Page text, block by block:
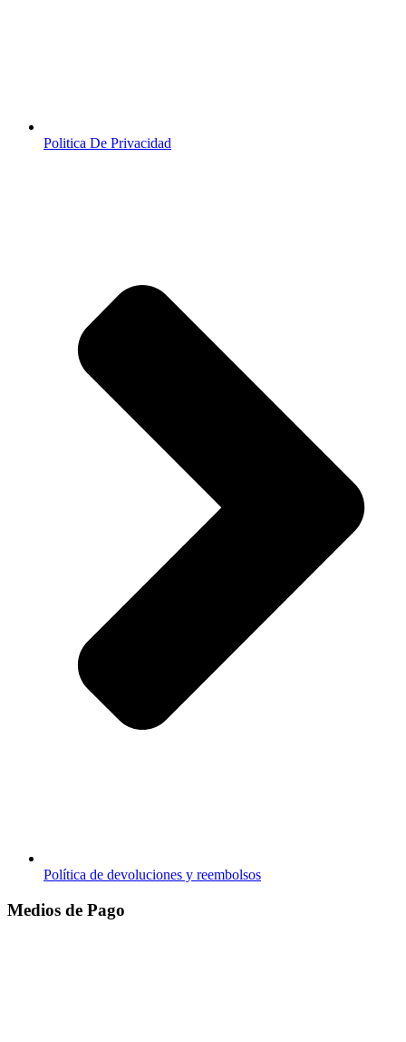
Politica De Privacidad
Política de devoluciones y reembolsos
Medios de Pago